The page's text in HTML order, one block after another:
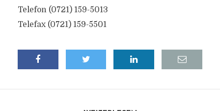
Telefon (0721) 159-5013
Telefax (0721) 159-5501